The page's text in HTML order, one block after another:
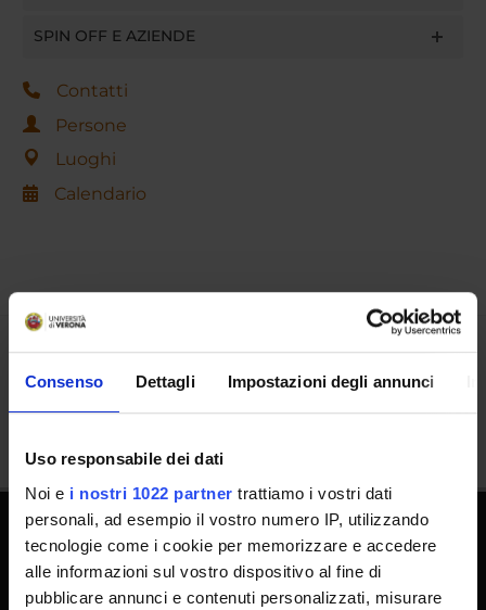
Consenso Dettagli Impostazioni degli annunci
Uso responsabile dei dati
Noi e i nostri 1022 partner trattiamo i vostri dati
personali, ad esempio il vostro numero IP, utilizzando
tecnologie come i cookie per memorizzare e accedere
alle informazioni sul vostro dispositivo al fine di
pubblicare annunci e contenuti personalizzati, misurare
SPIN OFF E AZIENDE
Contatti
Persone
Luoghi
Calendario
Condividi